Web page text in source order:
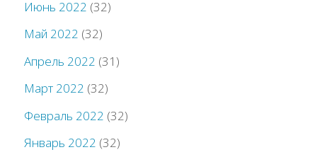
Июнь 2022 (32)
Май 2022 (32)
Апрель 2022 (31)
Март 2022 (32)
Февраль 2022 (32)
Январь 2022 (32)